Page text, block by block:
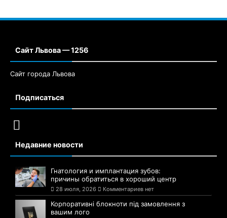
Сайт Львова — 1256
Сайт города Львова
Подписаться
Недавние новости
Гнатология и имплантация зубов:
причины обратиться в хороший центр
28 июля, 2026 Комментариев нет
Корпоративні блокноти під замовлення з
вашим лого